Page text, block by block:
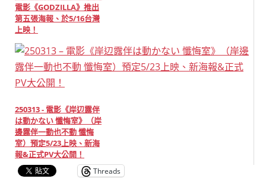
電影《GODZILLA》推出
第五張海報、於5/16台灣
上映！
250313 - 電影《岸辺露伴
は動かない 懺悔室》（岸
邊露伴一動也不動 懺悔
室）預定5/23上映、新海
報&正式PV大公開！
Threads